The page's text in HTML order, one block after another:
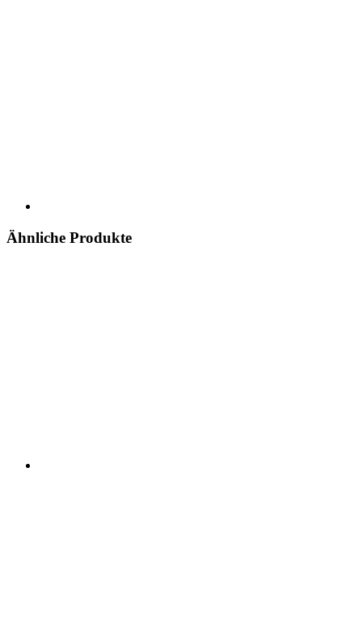
Ähnliche Produkte